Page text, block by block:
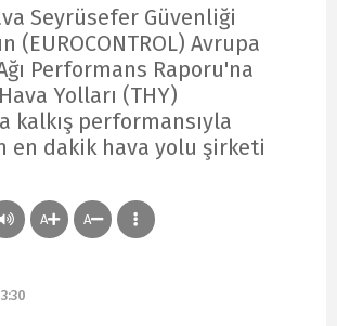
Seyrüsefer Güvenliği
(EUROCONTROL) Avrupa
Performans Raporu'na
Yolları (THY)
kalkış performansıyla
en dakik hava yolu şirketi
A A